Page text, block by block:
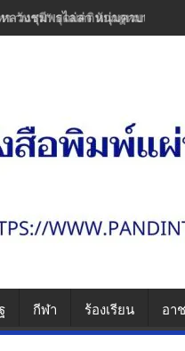
วงชุมพรไล่ล่า หนุ่มควบเวฟแต่
กีฬา ร้องเรียน อา